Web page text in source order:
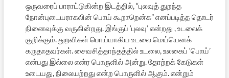
ஒருவரைப் பாராட்டுகின்ற இடத்தில், “புலவுத் துறந்த
நோன்புடையராகலின் பொய் கூறாறென்க” எனப்படித்த தொடர்
நினைவுக்கு வருகின்றது. இங்குப் ‘புலவு’ என்றது , உடலைக்
குறிக்கும். துறவிகள் பொய்யாகிய உடலை மெய்யெனக்
கருதாதவர்கள். சைவசித்தாந்தத்தில் உடலை, உலகைப் ‘பொய்’
என்பது இல்லை என்ர பொருளில் அன்று. தோற்றக் கேடுகள்
உடையது, நிலையற்றது என்ற பொருளில் ஆகும். என்றும்